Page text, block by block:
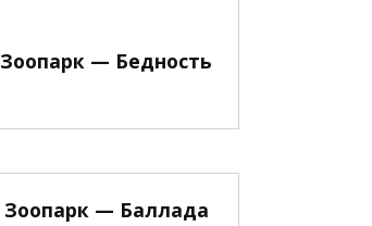
Зоопарк — Бедность
Зоопарк — Баллада